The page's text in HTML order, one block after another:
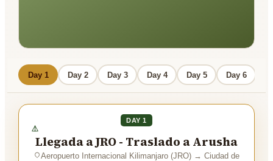
Day 1 Day 2 Day 3 Day 4 Day 5 Day 6
DAY 1
Llegada a JRO - Traslado a Arusha
Aeropuerto Internacional Kilimanjaro (JRO) → Ciudad de